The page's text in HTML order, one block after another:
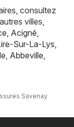
consultez
villes,
, Acigné,
Sur-La-Lys,
, Abbeville,
Savenay